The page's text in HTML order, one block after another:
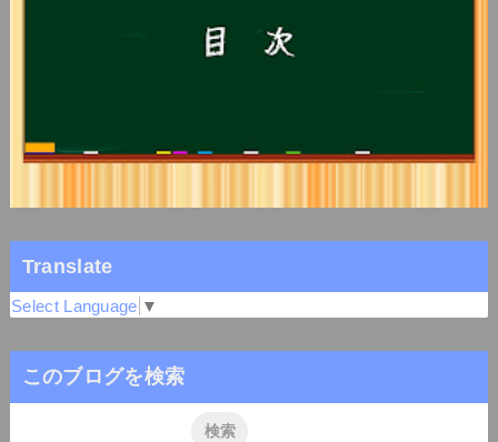
Translate
Select Language ▼
このブログを検索